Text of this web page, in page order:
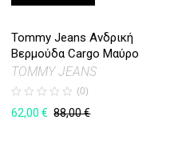
Tommy Jeans Ανδρική
Βερμούδα Cargo Μαύρο
TOMMY JEANS
(0)
62,00€ 88,00€